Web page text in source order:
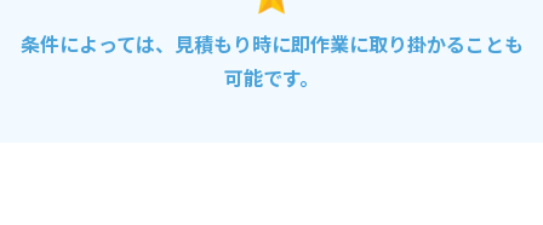
条件によっては、見積もり時に即作業に取り掛かることも
可能です。